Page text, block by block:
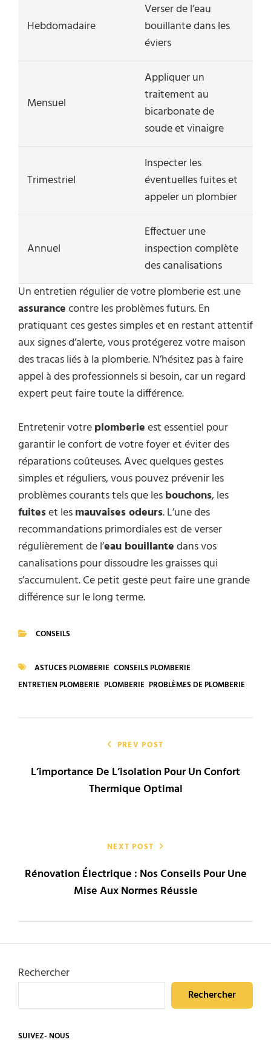
Hebdomadaire
Verser de l’eau
bouillante dans les
éviers
Mensuel
Appliquer un
traitement au
bicarbonate de
soude et vinaigre
Trimestriel
Inspecter les
éventuelles fuites et
appeler un plombier
Annuel
Effectuer une
inspection complète
des canalisations
Un entretien régulier de votre plomberie est une
assurancecontre les problèmes futurs. En
pratiquant ces gestes simples et en restant attentif
aux signes d’alerte, vous protégerez votre maison
des tracas liés à la plomberie. N’hésitez pas à faire
appel à des professionnels si besoin, car un regard
expert peut faire toute la différence.
Entretenir votreplomberieest essentiel pour
garantir le confort de votre foyer et éviter des
réparations coûteuses. Avec quelques gestes
simples et réguliers, vous pouvez prévenir les
problèmes courants tels que lesbouchons, les
fuiteset lesmauvaises odeurs. L’une des
recommandations primordiales est de verser
régulièrement de l’eau bouillantedans vos
canalisations pour dissoudre les graisses qui
s’accumulent. Ce petit geste peut faire une grande
différence sur le long terme.
CONSEILS
TAGS
ASTUCES PLOMBERIE CONSEILS PLOMBERIE
ENTRETIEN PLOMBERIE PLOMBERIE PROBLÈMES DE PLOMBERIE
l’article
PREV POST
L’importance De L’isolation Pour Un Confort
Thermique Optimal
NEXT POST
Rénovation Électrique : Nos Conseils Pour Une
Mise Aux Normes Réussie
Rechercher
Rechercher
SUIVEZ- NOUS